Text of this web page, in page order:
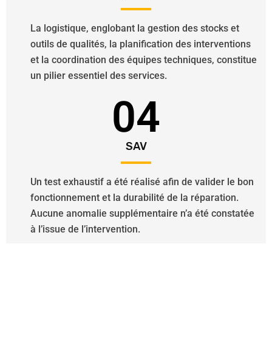
La logistique, englobant la gestion des stocks et
outils de qualités, la planification des interventions
et la coordination des équipes techniques, constitue
un pilier essentiel des services.
04
SAV
Un test exhaustif a été réalisé afin de valider le bon
fonctionnement et la durabilité de la réparation.
Aucune anomalie supplémentaire n’a été constatée
à l’issue de l’intervention.